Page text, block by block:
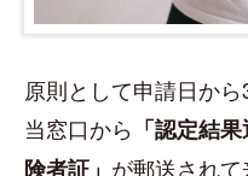
原則として申請日か
当窓口から 「認定結果
険者証」 が郵送されて